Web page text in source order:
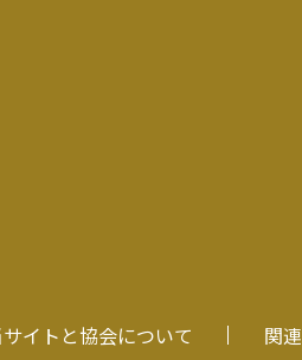
イトと協会について 関